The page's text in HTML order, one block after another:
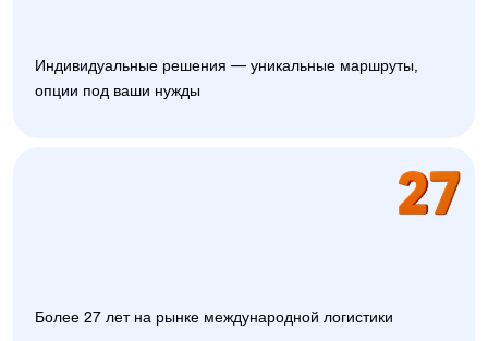
Индивидуальные решения — уникальные маршруты,
опции под ваши нужды
Более 27 лет на рынке международной логистики